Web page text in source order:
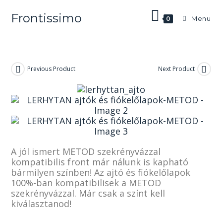
Frontissimo 0 Menu
Previous Product Next Product
A jól ismert METOD szekrényvázzal
kompatibilis front már nálunk is kapható
bármilyen színben! Az ajtó és fiókelőlapok
100%-ban kompatibilisek a METOD
szekrényvázzal. Már csak a színt kell
kiválasztanod!